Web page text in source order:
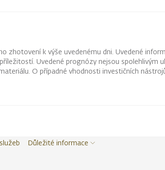
zhotovení k výše uvedenému dni. Uvedené
Uvedené prognózy nejsou spolehlivým
O případné vhodnosti investičních
Důležité informace